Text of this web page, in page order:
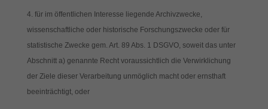
für im öffentlichen Interesse liegende Archivzwecke,
wissenschaftliche oder historische Forschungszwecke oder für
statistische Zwecke gem. Art. 89 Abs. 1 DSGVO, soweit das unter
Abschnitt a) genannte Recht voraussichtlich die Verwirklichung
der Ziele dieser Verarbeitung unmöglich macht oder ernsthaft
beeinträchtigt, oder